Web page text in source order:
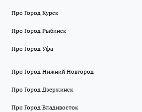
Про Город Курск
Про Город Рыбинск
Про Город Уфа
Про Город Нижний Новгород
Про Город Дзержинск
Про Город Владивосток